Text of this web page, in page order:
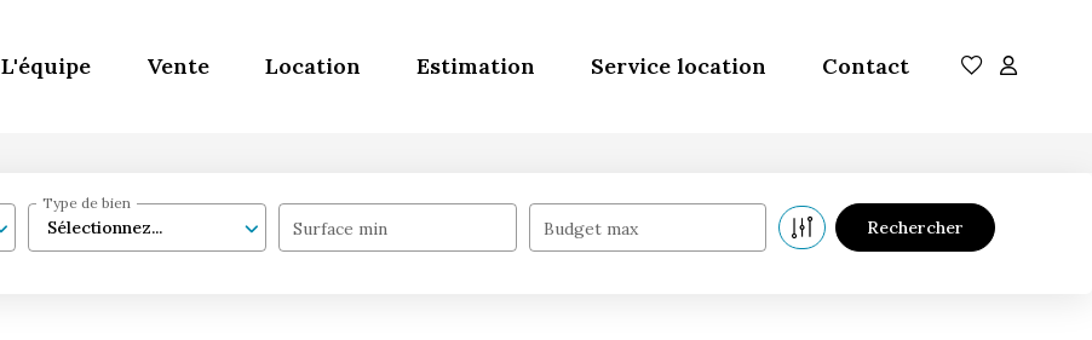
L'équipe Vente Location Estimation Service location Contact
Sélectionnez...
Type de bien
Surface min Budget max